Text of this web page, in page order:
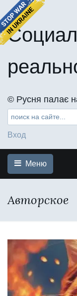
©️ Русня палає
Вход
Меню
Авторское